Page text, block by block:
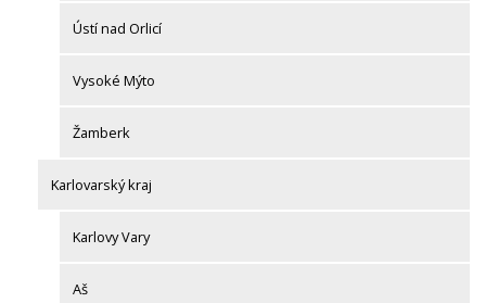
Ústí nad Orlicí
Vysoké Mýto
Žamberk
Karlovarský kraj
Karlovy Vary
Aš